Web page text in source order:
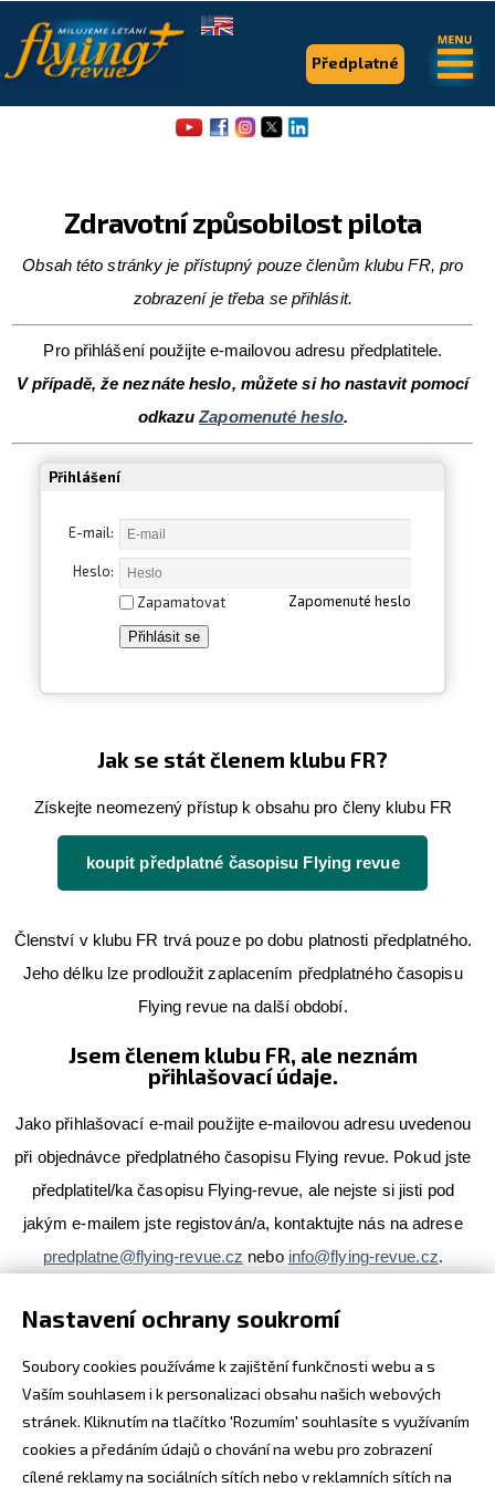
Zdravotní způsobilost pilota
Obsah této stránky je přístupný pouze členům klubu FR, pro
zobrazení je třeba se přihlásit.
Pro přihlášení použijte e-mailovou adresu předplatitele.
V případě, že neznáte heslo, můžete si ho nastavit pomocí
odkazuZapomenuté heslo.
Přihlášení
E-mail:
Heslo:
Zapomenuté heslo
Zapamatovat
Jak se stát členem klubu FR?
Získejte neomezený přístup k obsahu pro členy klubu FR
koupit předplatné časopisu Flying revue
Členství v klubu FR trvá pouze po dobu platnosti předplatného.
Jeho délku lze prodloužit zaplacením předplatného časopisu
Flying revue na další období.
Jsem členem klubu FR, ale neznám
přihlašovací údaje.
Jako přihlašovací e-mail použijte e-mailovou adresu uvedenou
při objednávce předplatného časopisu Flying revue. Pokud jste
předplatitel/ka časopisu Flying-revue, ale nejste si jisti pod
jakým e-mailem jste registován/a, kontaktujte nás na adrese
predplatne@flying-revue.cz nebo info@flying-revue.cz.
V případě, že si nepamatujete heslo, můžete si ho změnit
pomocí odkazu
Zapomenuté heslo
Předplatné
.
Flying Revue
Články
Expedice
Letecká videa
Letecká muzea
The SAFE Guide app
E-SHOP
Nastavení ochrany soukromí
Soubory cookies používáme k zajištění funkčnosti webu a s
Vaším souhlasem i k personalizaci obsahu našich webových
stránek. Kliknutím na tlačítko 'Rozumím' souhlasíte s využívaním
cookies a předáním údajů o chování na webu pro zobrazení
cílené reklamy na sociálních sítích nebo v reklamních sítích na